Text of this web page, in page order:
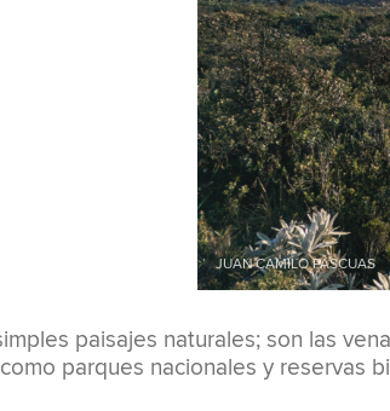
JUAN CAMILO PASCUAS
paisajes naturales; son las
parques nacionales y